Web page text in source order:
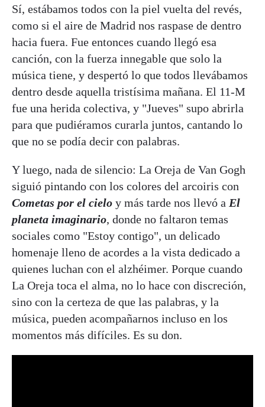
Sí, estábamos todos con la piel vuelta del revés,
como si el aire de Madrid nos raspase de dentro
hacia fuera. Fue entonces cuando llegó esa
canción, con la fuerza innegable que solo la
música tiene, y despertó lo que todos llevábamos
dentro desde aquella tristísima mañana. El 11-M
fue una herida colectiva, y "Jueves" supo abrirla
para que pudiéramos curarla juntos, cantando lo
que no se podía decir con palabras.
Y luego, nada de silencio: La Oreja de Van Gogh
siguió pintando con los colores del arcoiris con
Cometas por el cielo y más tarde nos llevó a El
planeta imaginario, donde no faltaron temas
sociales como "Estoy contigo", un delicado
homenaje lleno de acordes a la vista dedicado a
quienes luchan con el alzhéimer. Porque cuando
La Oreja toca el alma, no lo hace con discreción,
sino con la certeza de que las palabras, y la
música, pueden acompañarnos incluso en los
momentos más difíciles. Es su don.